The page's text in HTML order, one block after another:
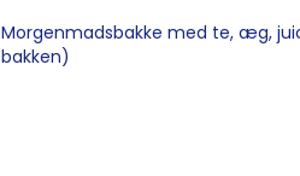
Morgenmadsbakke med te, æg,
bakken)